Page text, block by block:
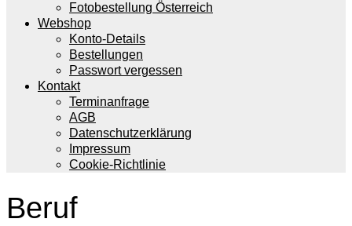
Fotobestellung Österreich
Webshop
Konto-Details
Bestellungen
Passwort vergessen
Kontakt
Terminanfrage
AGB
Datenschutzerklärung
Impressum
Cookie-Richtlinie
Beruf